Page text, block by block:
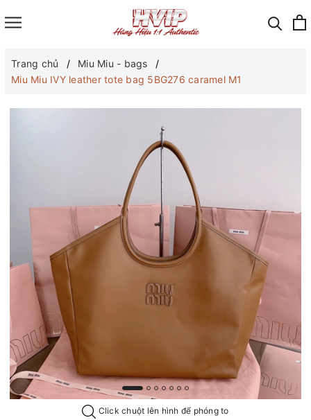
Trang chủ
Miu Miu - bags
Miu Miu IVY leather tote bag 5BG276 caramel M1
Click chuột lên hình để phóng to